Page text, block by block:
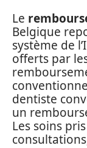
Le
Belgique
système de
offerts par
dentiste
un
Les soins